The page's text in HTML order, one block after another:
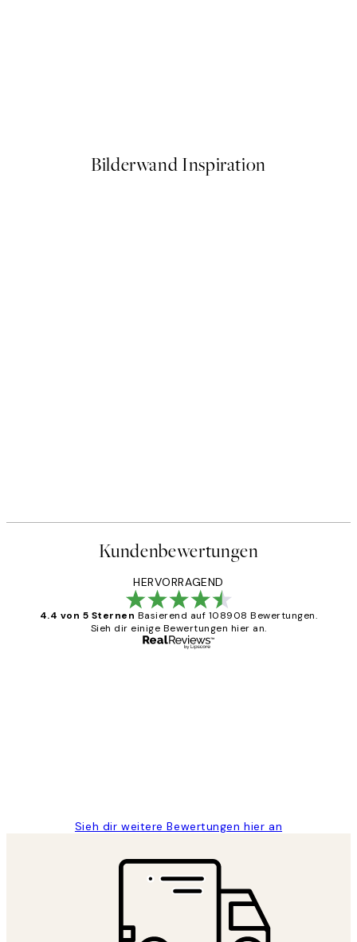
Bilderwand Inspiration
Kundenbewertungen
HERVORRAGEND
4.4 von 5 Sternen Basierend auf 108908 Bewertungen.
Sieh dir einige Bewertungen hier an.
Sieh dir weitere Bewertungen hier an